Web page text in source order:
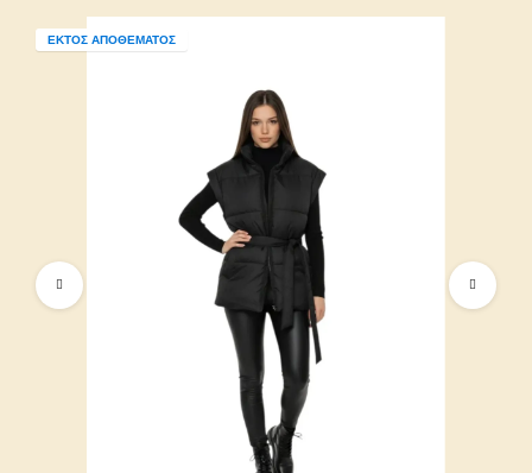
ΕΚΤΌΣ ΑΠΟΘΈΜΑΤΟΣ